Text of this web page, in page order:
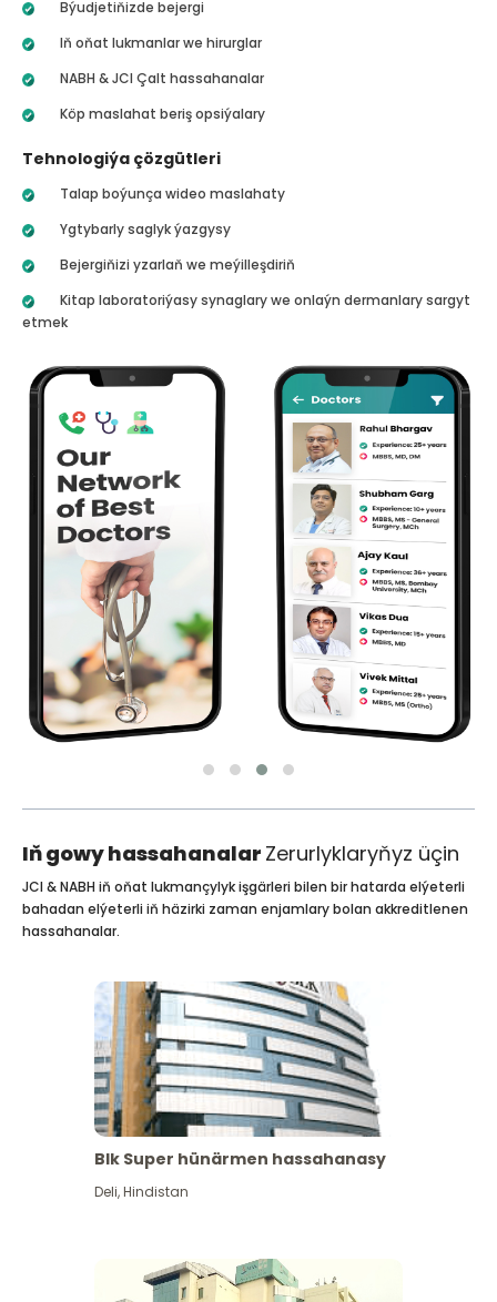
Býudjetiňizde bejergi
Iň oňat lukmanlar we hirurglar
NABH & JCI Çalt hassahanalar
Köp maslahat beriş opsiýalary
Tehnologiýa çözgütleri
Talap boýunça wideo maslahaty
Ygtybarly saglyk ýazgysy
Bejergiňizi yzarlaň we meýilleşdiriň
Kitap laboratoriýasy synaglary we onlaýn dermanlary sargyt
etmek
Iň gowy hassahanalar Zerurlyklaryňyz üçin
JCI & NABH iň oňat lukmançylyk işgärleri bilen bir hatarda elýeterli
bahadan elýeterli iň häzirki zaman enjamlary bolan akkreditlenen
hassahanalar.
Blk Super hünärmen hassahanasy
Deli,Hindistan